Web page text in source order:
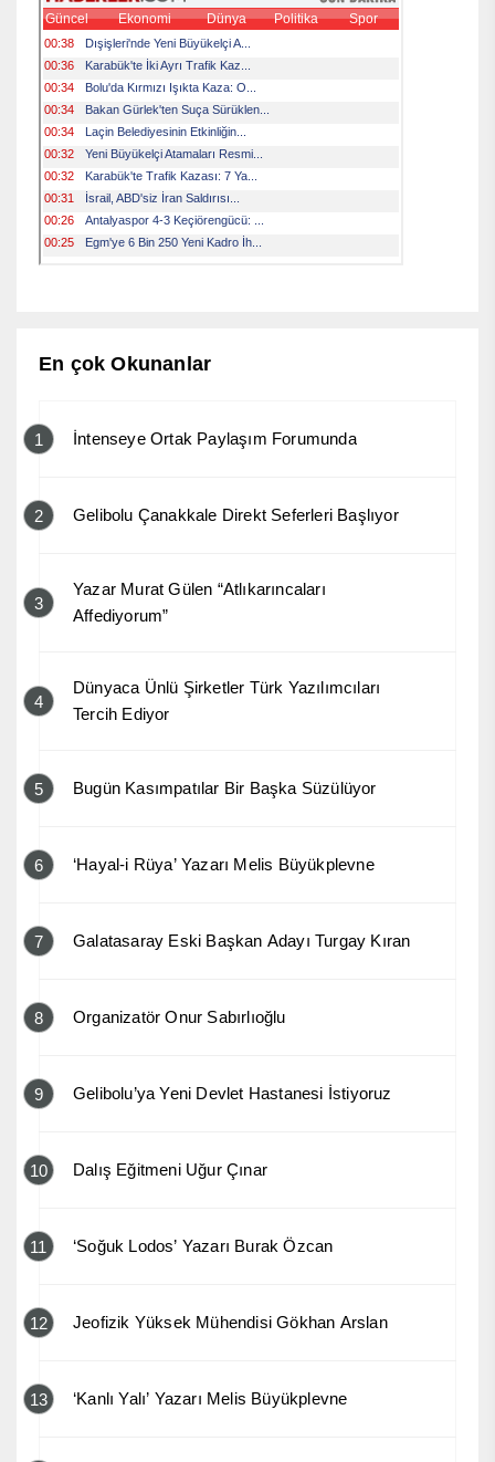
En çok Okunanlar
1 İntenseye Ortak Paylaşım Forumunda
2 Gelibolu Çanakkale Direkt Seferleri Başlıyor
3
Yazar Murat Gülen “Atlıkarıncaları
Affediyorum”
4
Dünyaca Ünlü Şirketler Türk Yazılımcıları
Tercih Ediyor
5 Bugün Kasımpatılar Bir Başka Süzülüyor
6 ‘Hayal-i Rüya’ Yazarı Melis Büyükplevne
7 Galatasaray Eski Başkan Adayı Turgay Kıran
8 Organizatör Onur Sabırlıoğlu
9 Gelibolu’ya Yeni Devlet Hastanesi İstiyoruz
10 Dalış Eğitmeni Uğur Çınar
11 ‘Soğuk Lodos’ Yazarı Burak Özcan
12 Jeofizik Yüksek Mühendisi Gökhan Arslan
13 ‘Kanlı Yalı’ Yazarı Melis Büyükplevne